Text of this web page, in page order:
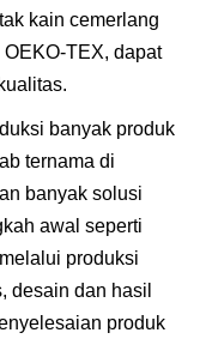
kain cemerlang
TEX, dapat
banyak produk
ternama di
banyak solusi
awal seperti
produksi
desain dan hasil
produk